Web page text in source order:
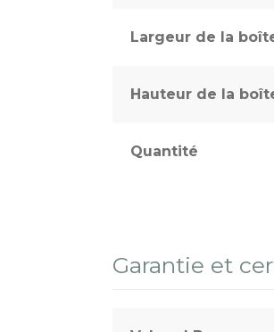
Largeur de la
Hauteur de la
Quantité
Garantie et